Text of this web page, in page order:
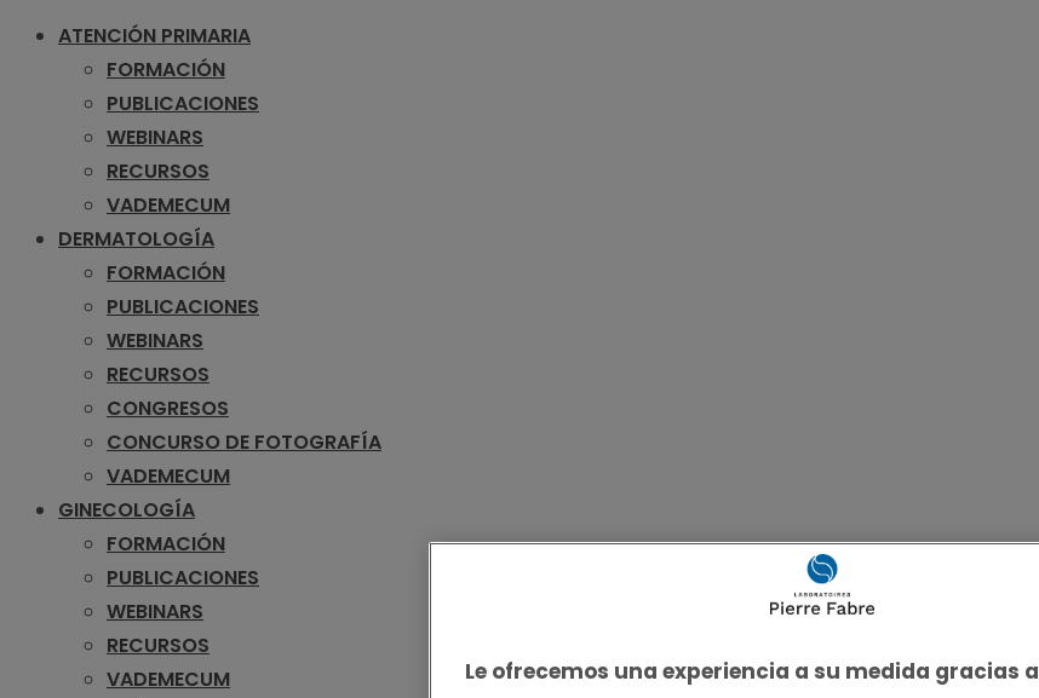
ATENCIÓN PRIMARIA
FORMACIÓN
PUBLICACIONES
WEBINARS
RECURSOS
VADEMECUM
DERMATOLOGÍA
FORMACIÓN
PUBLICACIONES
WEBINARS
RECURSOS
CONGRESOS
CONCURSO DE FOTOGRAFÍA
VADEMECUM
GINECOLOGÍA
FORMACIÓN
PUBLICACIONES
WEBINARS
RECURSOS
VADEMECUM
Le ofrecemos una experiencia a su medida gracias